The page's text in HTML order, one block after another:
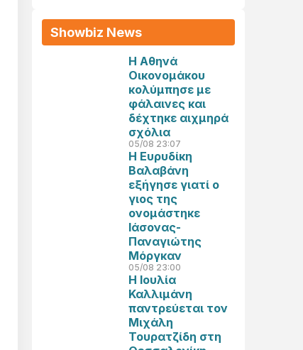
Showbiz News
Η Αθηνά
Οικονομάκου
κολύμπησε με
φάλαινες και
δέχτηκε αιχμηρά
σχόλια
05/08 23:07
Η Ευρυδίκη
Βαλαβάνη
εξήγησε γιατί ο
γιος της
ονομάστηκε
Ιάσονας-
Παναγιώτης
Μόργκαν
05/08 23:00
Η Ιουλία
Καλλιμάνη
παντρεύεται τον
Μιχάλη
Τουρατζίδη στη